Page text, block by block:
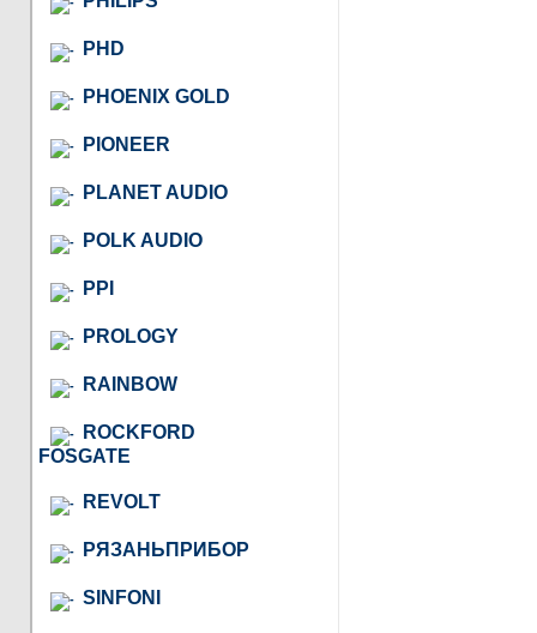
PHD
PHOENIX GOLD
PIONEER
PLANET AUDIO
POLK AUDIO
PPI
PROLOGY
RAINBOW
ROCKFORD
FOSGATE
REVOLT
РЯЗАНЬПРИБОР
SINFONI